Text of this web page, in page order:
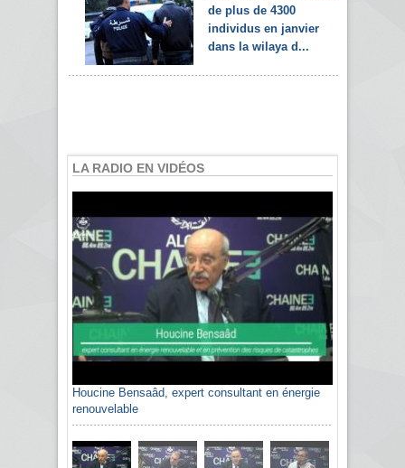
de plus de 4300
individus en janvier
dans la wilaya d...
LA RADIO EN VIDÉOS
Houcine Bensaâd, expert consultant en énergie
renouvelable